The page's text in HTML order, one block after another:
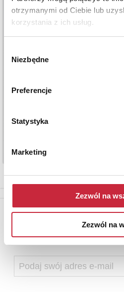
otrzymanymi od Ciebie lub
korzystania z ich usług.
zgody
Niezbędne
Preferencje
Statystyka
Marketing
Zezwól na
Zezwól na
Aby otrzymywać informacje o
adres e-